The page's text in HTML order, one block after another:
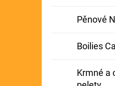
Pěnové
Boilies
Krmné a